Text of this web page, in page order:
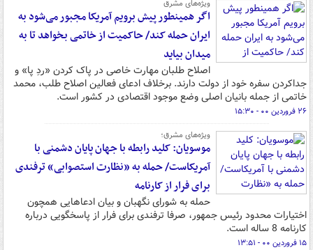
ویژه‌های مشرق
اگر همینطور پیش برویم آمریکا مجبور می‌شود به
ایران حمله کند/ حاکمیت از خاتمی بخواهد تا به
میدان بیاید
اصلاح طلبان مهارت خاصی در پاک کردن «ردِ پا» و
جداکردن سفره خود از دولت دارند. برخلاف ادعای فعالین اصلاح طلب، محمد
خاتمی از جمله بانیان اصلی وضع موجود اقتصادی در کشور است.
۲۶ فروردین ۰۰ - ۱۵:۳۰
ویژه‌های مشرق؛
موسویان: کلید رابطه با جهان پایان دشمنی با
آمریکاست/ حمله به «نظارت استصوابی» ترفندی
برای فرار از کارنامه
حمله به شورای نگهبان و بیان ادعاهایی همچون
اختیارات محدود رئیس جمهور، صرفا ترفندی برای فرار از پاسخگویی درباره
کارنامه 8 ساله است.
۱۵ فروردین ۰۰ - ۱۳:۵۱